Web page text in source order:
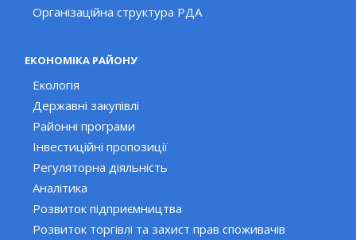
Організаційна структура РДА
ЕКОНОМІКА РАЙОНУ
Екологія
Державні закупівлі
Районні програми
Інвестиційні пропозиції
Регуляторна діяльність
Аналітика
Розвиток підприємництва
Розвиток торгівлі та захист прав споживачів